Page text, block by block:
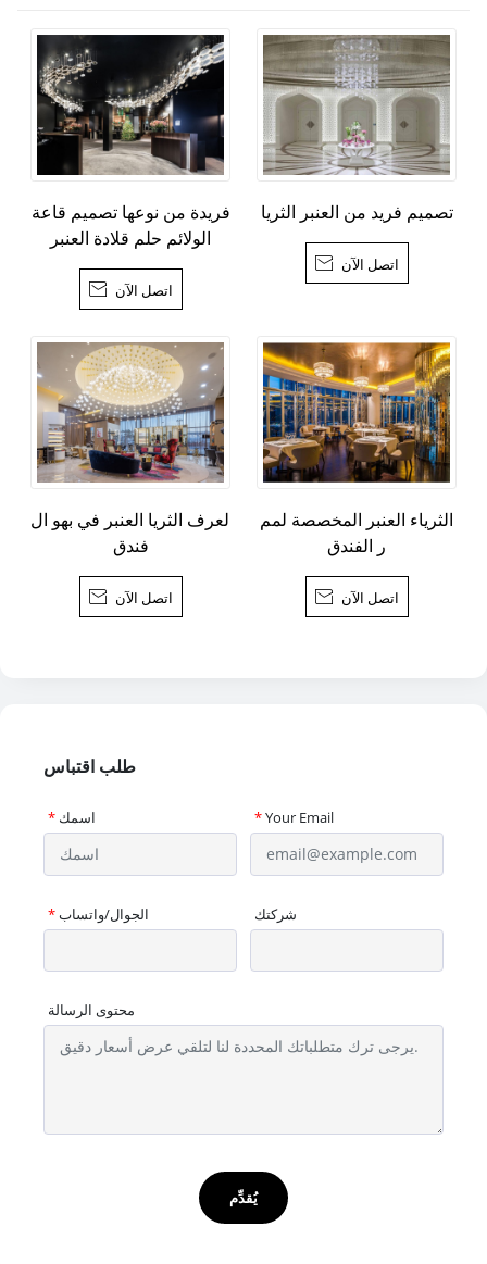
فريدة من نوعها تصميم قاعة
الولائم حلم قلادة العنبر
 اتصل الآن
تصميم فريد من العنبر الثريا
 اتصل الآن
العرف الثريا العنبر في بهو ال
فندق
 اتصل الآن
الثرياء العنبر المخصصة لمم
ر الفندق
 اتصل الآن
طلب اقتباس
* اسمك *Your Email
*الجوال/واتساب شركتك
محتوى الرسالة
يُقدِّم